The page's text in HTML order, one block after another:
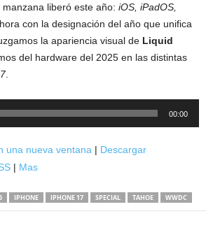
liberó este año: iOS, iPadOS,
con la designación del año que unifica
la apariencia visual de Liquid
del hardware del 2025 en las distintas
.
00:00
una nueva ventana | Descargar
| Mas
IPHONE IPHONE 17 SPECIAL TAHOE WWDC